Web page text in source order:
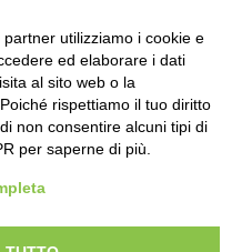
utilizziamo i cookie e
ed elaborare i dati
al sito web o la
rispettiamo il tuo diritto
non consentire alcuni tipi di
per saperne di più.